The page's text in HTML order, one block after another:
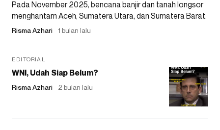
Pada November 2025, bencana banjir dan tanah longsor
menghantam Aceh, Sumatera Utara, dan Sumatera Barat.
Risma Azhari 1 bulan lalu
EDITORIAL
WNI, Udah Siap Belum?
Risma Azhari 2 bulan lalu